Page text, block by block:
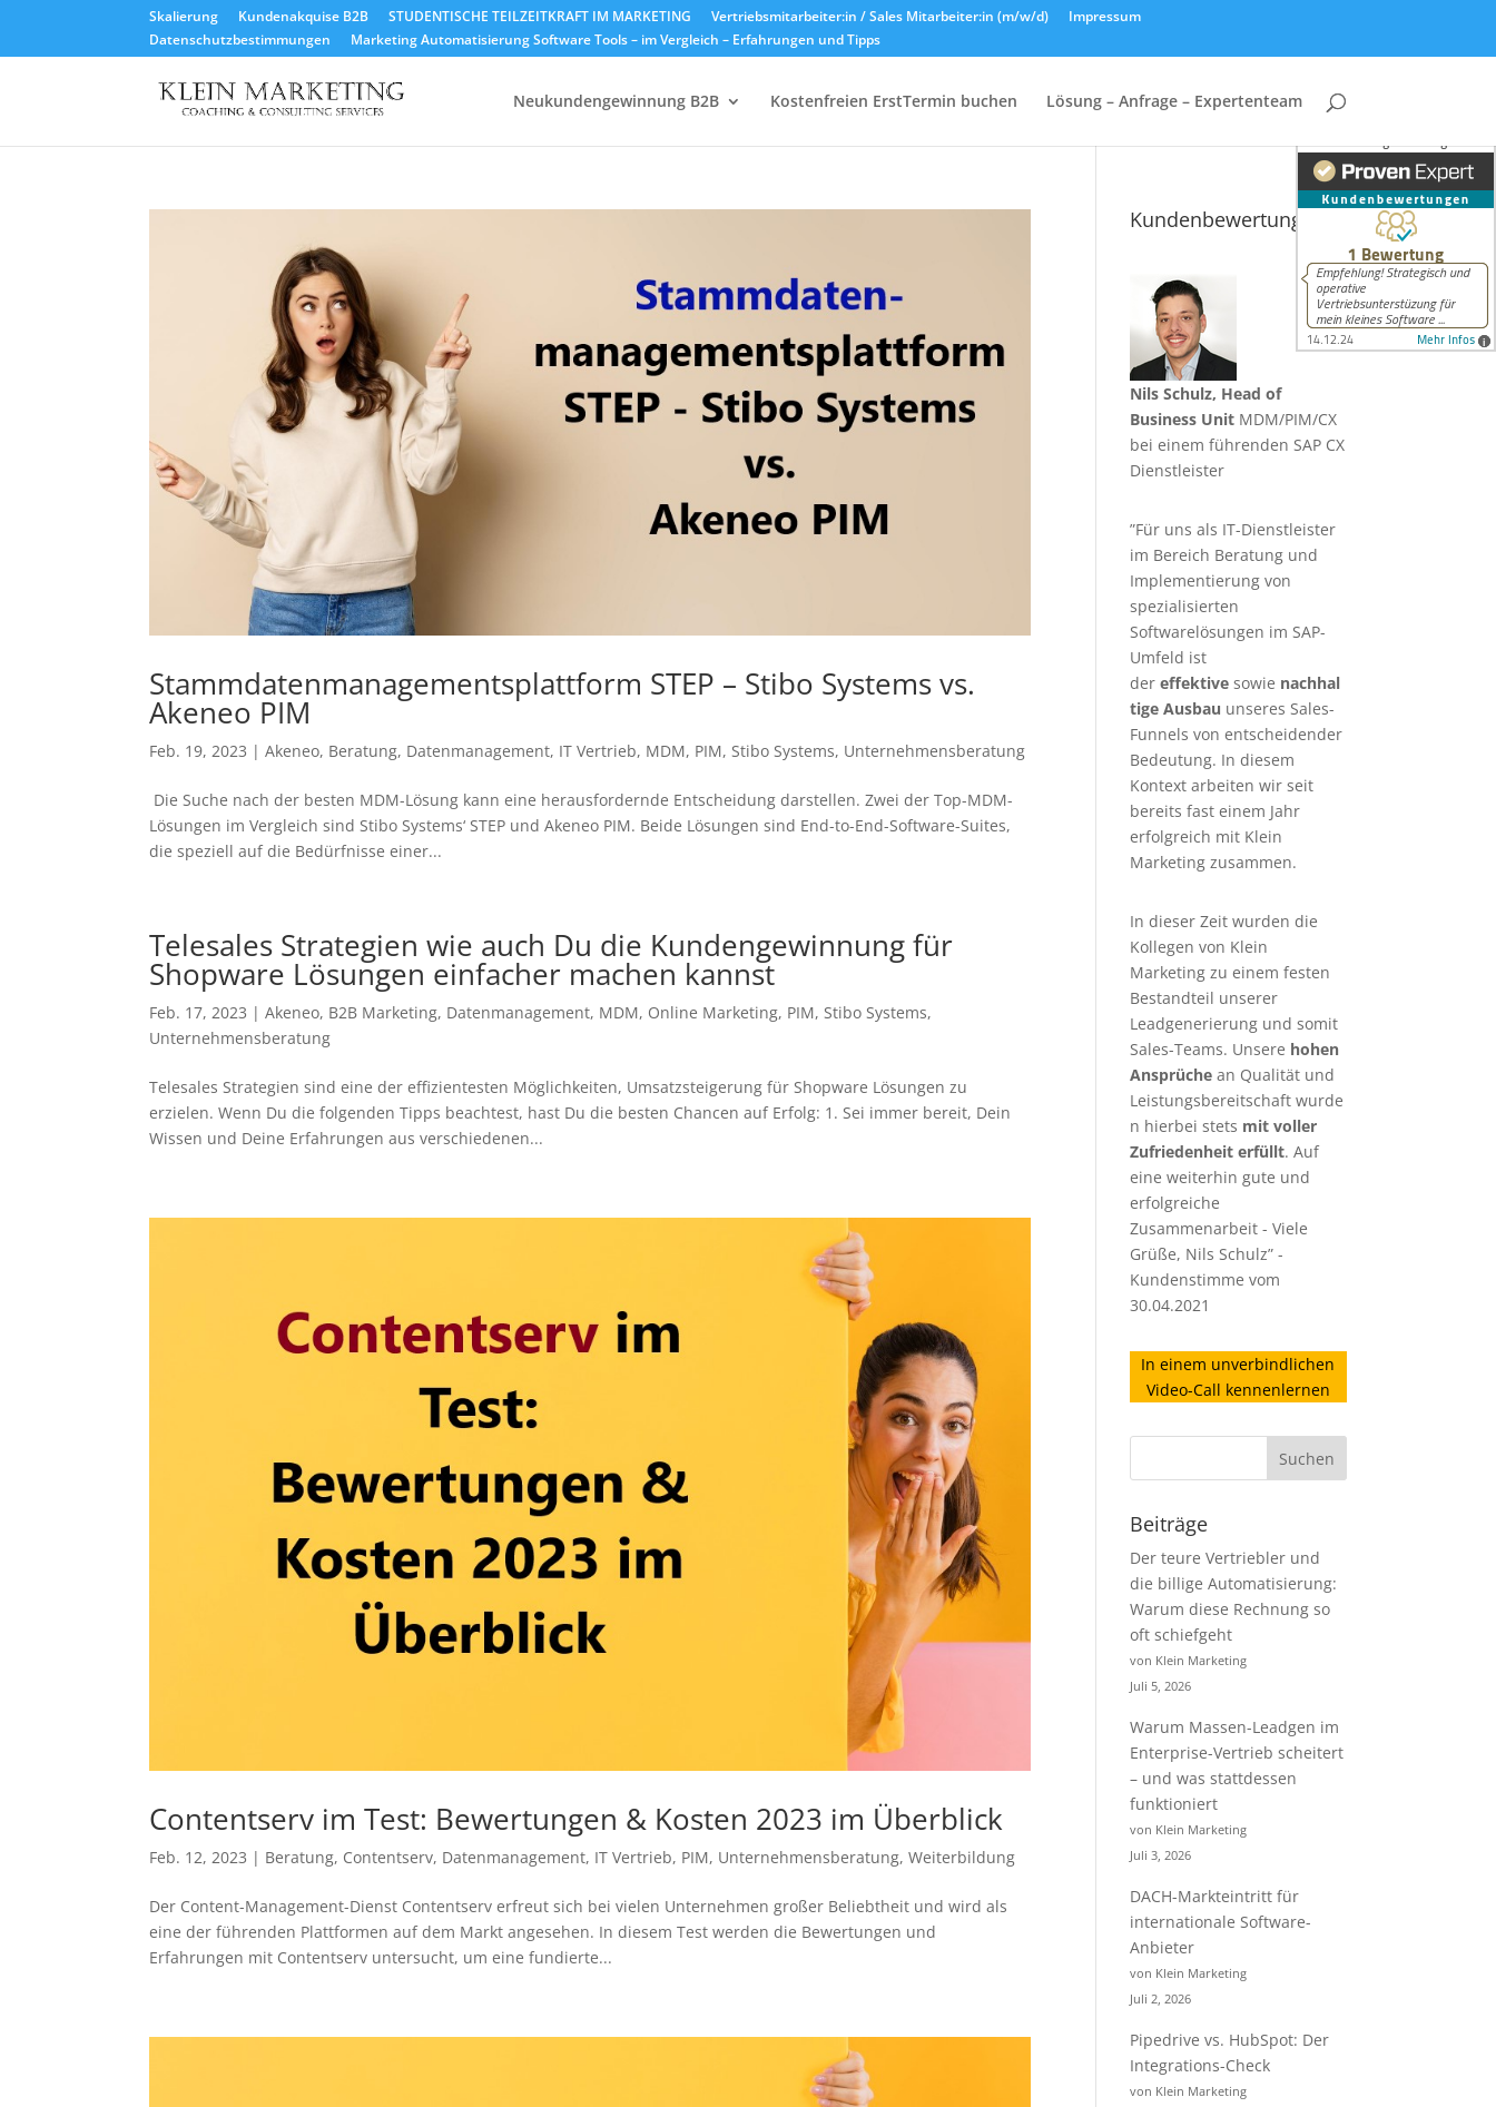
Skalierung Kundenakquise B2B STUDENTISCHE TEILZEITKRAFT IM MARKETING Vertriebsmitarbeiter:in / Sales Mitarbeiter:in (m/w/d)
Impressum
Datenschutzbestimmungen
Marketing Automatisierung Software Tools – im Vergleich – Erfahrungen und Tipps
Neukundengewinnung B2B Kostenfreien ErstTermin buchen Lösung – Anfrage – Expertenteam
Stammdatenmanagementsplattform STEP – Stibo Systems vs.
Akeneo PIM
Feb. 19, 2023 |Akeneo, Beratung, Datenmanagement, IT Vertrieb, MDM, PIM,Stibo Systems, Unternehmensberatung
Die Suche nach der besten MDM-Lösung kann eine herausfordernde Entscheidung darstellen. Zwei der Top-MDM-
Lösungen im Vergleich sind Stibo Systems‘ STEP und Akeneo PIM. Beide Lösungen sind End-to-End-Software-Suites,
die speziell auf die Bedürfnisse einer...
Telesales Strategien wie auch Du die Kundengewinnung für
Shopware Lösungen einfacher machen kannst
Feb. 17, 2023 |Akeneo, B2B Marketing, Datenmanagement, MDM, Online Marketing, PIM,Stibo Systems,
Unternehmensberatung
Telesales Strategien sind eine der effizientesten Möglichkeiten, Umsatzsteigerung für Shopware Lösungen zu
erzielen. Wenn Du die folgenden Tipps beachtest, hast Du die besten Chancen auf Erfolg: 1. Sei immer bereit, Dein
Wissen und Deine Erfahrungen aus verschiedenen...
Contentserv im Test: Bewertungen & Kosten 2023 im Überblick
Feb. 12, 2023 | Beratung, Contentserv, Datenmanagement, IT Vertrieb, PIM, Unternehmensberatung,Weiterbildung
Der Content-Management-Dienst Contentserv erfreut sich bei vielen Unternehmen großer Beliebtheit und wird als
eine der führenden Plattformen auf dem Markt angesehen. In diesem Test werden die Bewertungen und
Erfahrungen mit Contentserv untersucht, um eine fundierte...
Kundenbewertungen
Nils Schulz, Head of
Business Unit MDM/PIM/CX
bei einem führenden SAP CX
Dienstleister
”Für uns als IT-Dienstleister
im Bereich Beratung und
Implementierung von
spezialisierten
Softwarelösungen im SAP-
Umfeld ist
dereffektivesowie nachhal
tige Ausbau unseres Sales-
Funnels von entscheidender
Bedeutung. In diesem
Kontext arbeiten wir seit
bereits fast einem Jahr
erfolgreich mit Klein
Marketing zusammen.
In dieser Zeit wurden die
Kollegen von Klein
Marketing zu einem festen
Bestandteil unserer
Leadgenerierung und somit
Sales-Teams. Unsere hohen
Ansprüche an Qualität und
Leistungsbereitschaft wurde
n hierbei stets mit voller
Zufriedenheit erfüllt. Auf
eine weiterhin gute und
erfolgreiche
Zusammenarbeit - Viele
Grüße, Nils Schulz” -
Kundenstimme vom
30.04.2021
In einem unverbindlichen
Video-Call kennenlernen
Beiträge
Der teure Vertriebler und
die billige Automatisierung:
Warum diese Rechnung so
oft schiefgeht
von Klein Marketing
Juli 5, 2026
Warum Massen-Leadgen im
Enterprise-Vertrieb scheitert
– und was stattdessen
funktioniert
von Klein Marketing
Juli 3, 2026
DACH-Markteintritt für
internationale Software-
Anbieter
von Klein Marketing
Juli 2, 2026
Pipedrive vs. HubSpot: Der
Integrations-Check
von Klein Marketing